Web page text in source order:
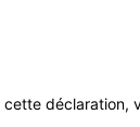
déclaration,